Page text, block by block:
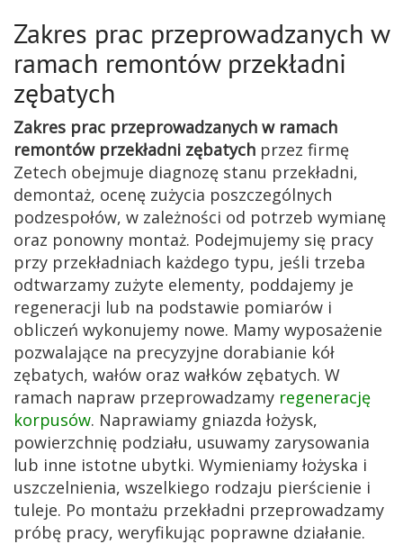
Zakres prac przeprowadzanych w
ramach remontów przekładni
zębatych
Zakres prac przeprowadzanych w ramach
remontów przekładni zębatych przez firmę
Zetech obejmuje diagnozę stanu przekładni,
demontaż, ocenę zużycia poszczególnych
podzespołów, w zależności od potrzeb wymianę
oraz ponowny montaż. Podejmujemy się pracy
przy przekładniach każdego typu, jeśli trzeba
odtwarzamy zużyte elementy, poddajemy je
regeneracji lub na podstawie pomiarów i
obliczeń wykonujemy nowe. Mamy wyposażenie
pozwalające na precyzyjne dorabianie kół
zębatych, wałów oraz wałków zębatych. W
ramach napraw przeprowadzamy regenerację
korpusów. Naprawiamy gniazda łożysk,
powierzchnię podziału, usuwamy zarysowania
lub inne istotne ubytki. Wymieniamy łożyska i
uszczelnienia, wszelkiego rodzaju pierścienie i
tuleje. Po montażu przekładni przeprowadzamy
próbę pracy, weryfikując poprawne działanie.